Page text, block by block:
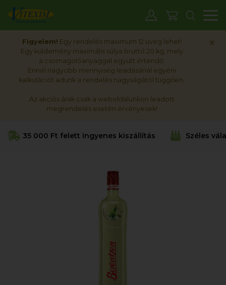
Figyelem! Egy rendelés maximum 12 üveg lehet!
Egy küldemény maximális súlya bruttó 20 kg, mely
a csomagolóanyaggal együtt értendő.
Ennél nagyobb mennyiség leadásánál egyéni
kalkulációt adunk a rendelés nagyságától függően.
Az akciós árak csak a weboldalunkon leadott
megrendelés esetén érvényesek!
35 000 Ft felett ingyenes kiszállítás Széles